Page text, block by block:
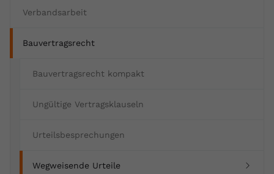
Verbandsarbeit
Bauvertragsrecht
Bauvertragsrecht kompakt
Ungültige Vertragsklauseln
Urteilsbesprechungen
Wegweisende Urteile
registriert eine eindeutige ID, um
Session
Dieser von YouTube gesetzte Cookie